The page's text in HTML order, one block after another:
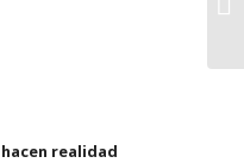
realidad